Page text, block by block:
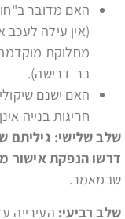
האם מדובר
(אין עילה לעכב
מחלוקת
בר-דרישה).
האם ישנם
חריגות בנייה
שלב שלישי: גיליתם
דרשו הנפקת אישור
שבמאמר.
שלב רביעי: העירייה